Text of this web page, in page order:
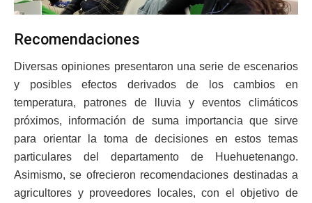
Recomendaciones
Diversas opiniones presentaron una serie de escenarios
y posibles efectos derivados de los cambios en
temperatura, patrones de lluvia y eventos climáticos
próximos, información de suma importancia que sirve
para orientar la toma de decisiones en estos temas
particulares del departamento de Huehuetenango.
Asimismo, se ofrecieron recomendaciones destinadas a
agricultores y proveedores locales, con el objetivo de